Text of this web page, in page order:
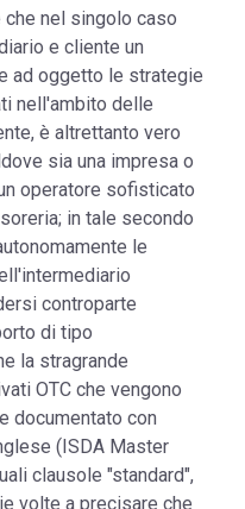
nel singolo caso
e cliente un
ad oggetto le strategie
nell'ambito delle
è altrettanto vero
sia una impresa o
operatore sofisticato
in tale secondo
le
controparte
di tipo
la stragrande
OTC che vengono
documentato con
(ISDA Master
clausole "standard",
volte a precisare che